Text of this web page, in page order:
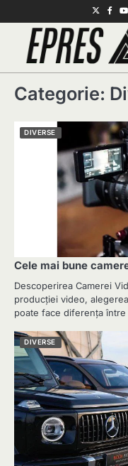
to
content
Twitter
Categorie:
DIVERSE
Cele mai bune
Descoperirea Camerei
producției video,
poate face diferența
DIVERSE